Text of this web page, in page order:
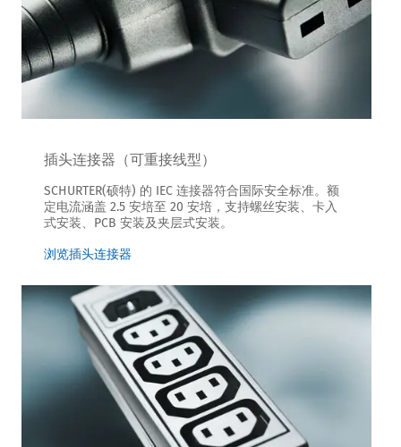
插头连接器（可重接线型）
SCHURTER(硕特) 的 IEC 连接器符合国际安全标准。额
定电流涵盖 2.5 安培至 20 安培，支持螺丝安装、卡入
式安装、PCB 安装及夹层式安装。
浏览插头连接器